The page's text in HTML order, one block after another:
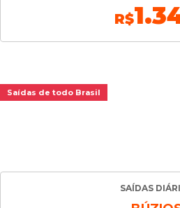
R$
Saídas de todo Brasil
SAÍDAS